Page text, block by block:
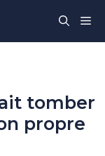
tomber
propre